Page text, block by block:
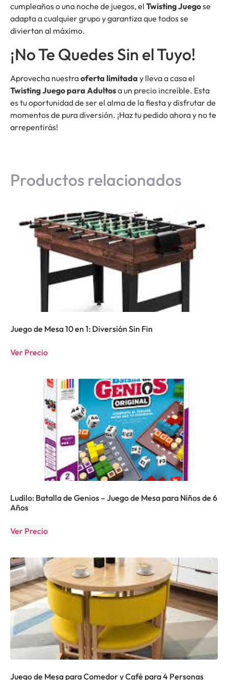
cumpleaños o una noche de juegos, el Twisting Juegose
adapta a cualquier grupo y garantiza que todos se
diviertan al máximo.
¡No Te Quedes Sin el Tuyo!
Aprovecha nuestraoferta limitada y lleva a casa el
Twisting Juego para Adultosa un precio increíble. Esta
es tu oportunidad de ser el alma de la fiesta y disfrutar de
momentos de pura diversión. ¡Haz tu pedido ahora y no te
arrepentirás!
Productos relacionados
Juego de Mesa 10 en 1: Diversión Sin Fin
Ver Precio
Ludilo: Batalla de Genios – Juego de Mesa para Niños de 6
Años
Ver Precio
Juego de Mesa para Comedor y Café para 4 Personas